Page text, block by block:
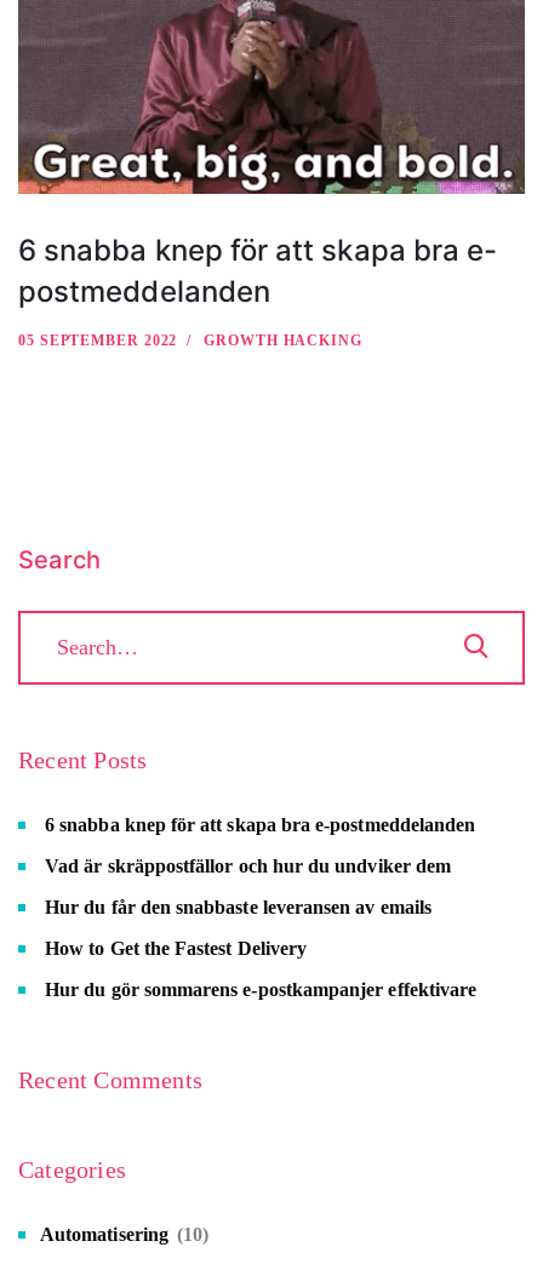
6 snabba knep för att skapa bra e-
postmeddelanden
05 SEPTEMBER 2022 GROWTH HACKING
Search
Recent Posts
6 snabba knep för att skapa bra e-postmeddelanden
Vad är skräppostfällor och hur du undviker dem
Hur du får den snabbaste leveransen av emails
How to Get the Fastest Delivery
Hur du gör sommarens e-postkampanjer effektivare
Recent Comments
Categories
Automatisering (10)